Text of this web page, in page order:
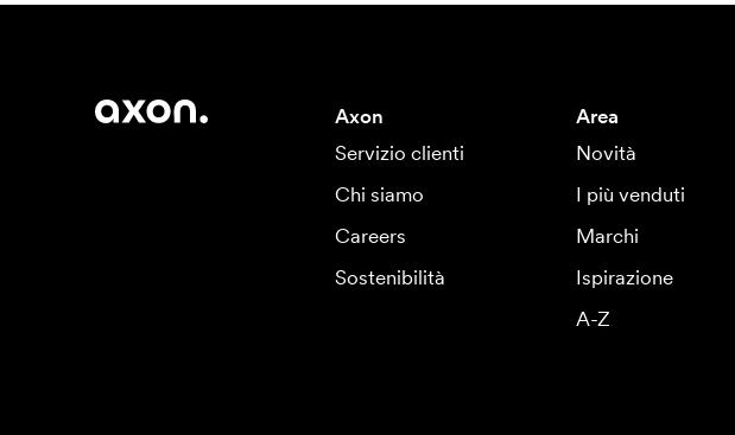
Axon
Servizio clienti
Chi siamo
Careers
Sostenibilità
Area
Novità
I più venduti
Marchi
Ispirazione
A-Z